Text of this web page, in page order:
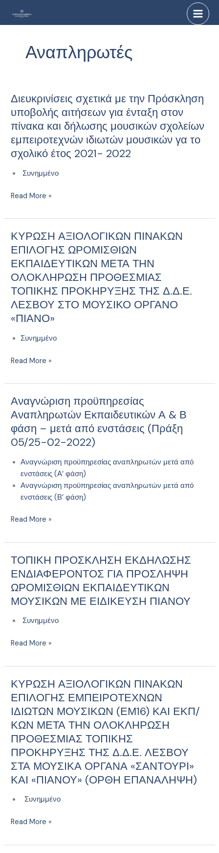
Αναπληρωτές
Διευκρινίσεις σχετικά με την Πρόσκληση
υποβολής αιτήσεων για ένταξη στον
πίνακα και δήλωσης μουσικών σχολείων
εμπειροτεχνών ιδιωτών μουσικών γα το
σχολικό έτος 2021- 2022
Συνημμένο
Διευκρινίσεις
σχετικά
την
Πρόσκληση
υποβολής
ένταξη
δήλωσης
μουσικών
σχολείων
εμπειροτεχνών
ιδιωτών
μουσικών
γα
το
2021-
Read More »
ΚΥΡΩΣΗ ΑΞΙΟΛΟΓΙΚΩΝ ΠΙΝΑΚΩΝ
ΕΠΙΛΟΓΗΣ ΩΡΟΜΙΣΘΙΩΝ
ΕΚΠΑΙΔΕΥΤΙΚΩΝ ΜΕΤΑ ΤΗΝ
ΟΛΟΚΛΗΡΩΣΗ ΠΡΟΘΕΣΜΙΑΣ
ΤΟΠΙΚΗΣ ΠΡΟΚΗΡΥΞΗΣ ΤΗΣ Δ.Δ.Ε.
ΛΕΣΒΟΥ ΣΤΟ ΜΟΥΣΙΚΟ ΟΡΓΑΝΟ
«ΠΙΑΝΟ»
Συνημμένο
ΚΥΡΩΣΗ
ΑΞΙΟΛΟΓΙΚΩΝ
ΠΙΝΑΚΩΝ
ΕΠΙΛΟΓΗΣ
ΩΡΟΜΙΣΘΙΩΝ
ΕΚΠΑΙΔΕΥΤΙΚΩΝ
ΜΕΤΑ
ΤΗΝ
ΠΡΟΘΕΣΜΙΑΣ
ΠΡΟΚΗΡΥΞΗΣ
ΛΕΣΒΟΥ
ΣΤΟ
ΜΟΥΣΙΚΟ
ΟΡΓΑΝΟ
«ΠΙΑΝΟ»
Read More »
Αναγνώριση προϋπηρεσίας
Αναπληρωτών Εκπαιδευτικών Α & Β
φάση – μετά από ενστάσεις (Πράξη
05/25-02-2022)
Αναγνώριση προϋπηρεσίας αναπληρωτών μετά από
ενστάσεις (Α’ φάση)
Αναγνώριση προϋπηρεσίας αναπληρωτών μετά από
ενστάσεις (Β’ φάση)
Αναγνώριση
προϋπηρεσίας
Αναπληρωτών
Εκπαιδευτικών
Α
φάση
από
(Πράξη
02-
2022)
Read More »
ΤΟΠΙΚΗ ΠΡΟΣΚΛΗΣΗ ΕΚΔΗΛΩΣΗΣ
ΕΝΔΙΑΦΕΡΟΝΤΟΣ ΓΙΑ ΠΡΟΣΛΗΨΗ
ΩΡΟΜΙΣΘΙΩΝ ΕΚΠΑΙΔΕΥΤΙΚΩΝ
ΜΟΥΣΙΚΩΝ ΜΕ ΕΙΔΙΚΕΥΣΗ ΠΙΑΝΟΥ
Συνημμένο
ΤΟΠΙΚΗ
ΠΡΟΣΚΛΗΣΗ
ΕΚΔΗΛΩΣΗΣ
ΕΝΔΙΑΦΕΡΟΝΤΟΣ
ΓΙΑ
ΠΡΟΣΛΗΨΗ
ΕΚΠΑΙΔΕΥΤΙΚΩΝ
ΜΕ
ΠΙΑΝΟΥ
Read More »
ΚΥΡΩΣΗ ΑΞΙΟΛΟΓΙΚΩΝ ΠΙΝΑΚΩΝ
ΕΠΙΛΟΓΗΣ ΕΜΠΕΙΡΟΤΕΧΝΩΝ
ΙΔΙΩΤΩΝ ΜΟΥΣΙΚΩΝ (ΕΜ16) ΚΑΙ ΕΚΠ/
ΚΩΝ ΜΕΤΑ ΤΗΝ ΟΛΟΚΛΗΡΩΣΗ
ΠΡΟΘΕΣΜΙΑΣ ΤΟΠΙΚΗΣ
ΠΡΟΚΗΡΥΞΗΣ ΤΗΣ Δ.Δ.Ε. ΛΕΣΒΟΥ
ΣΤΑ ΜΟΥΣΙΚΑ ΟΡΓΑΝΑ «ΣΑΝΤΟΥΡΙ»
ΚΑΙ «ΠΙΑΝΟΥ» (ΟΡΘΗ ΕΠΑΝΑΛΗΨΗ)
Συνημμένο
ΚΥΡΩΣΗ
ΑΞΙΟΛΟΓΙΚΩΝ
ΠΙΝΑΚΩΝ
ΕΠΙΛΟΓΗΣ
ΕΜΠΕΙΡΟΤΕΧΝΩΝ
ΙΔΙΩΤΩΝ
ΜΟΥΣΙΚΩΝ
(ΕΜ16)
ΚΑΙ
ΚΩΝ
ΤΗΝ
ΠΡΟΘΕΣΜΙΑΣ
Read More »